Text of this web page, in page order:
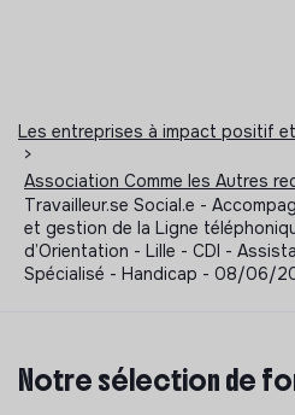
Les entreprises à impact positif
>
Association Comme les Autres
Travailleur.se Social.e -
et gestion de la Ligne
d’Orientation - Lille - CDI -
Spécialisé - Handicap - 08/06/
Notre sélection de